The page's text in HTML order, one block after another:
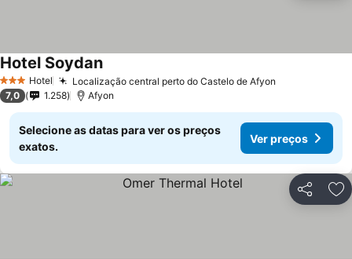
3 EstrelasHotel Localização central perto do Castelo de Afyon
Hotel Soydan
7,0 1.258 Afyon
Selecione as datas para ver os preços
exatos.
Ver preços
Partilhar